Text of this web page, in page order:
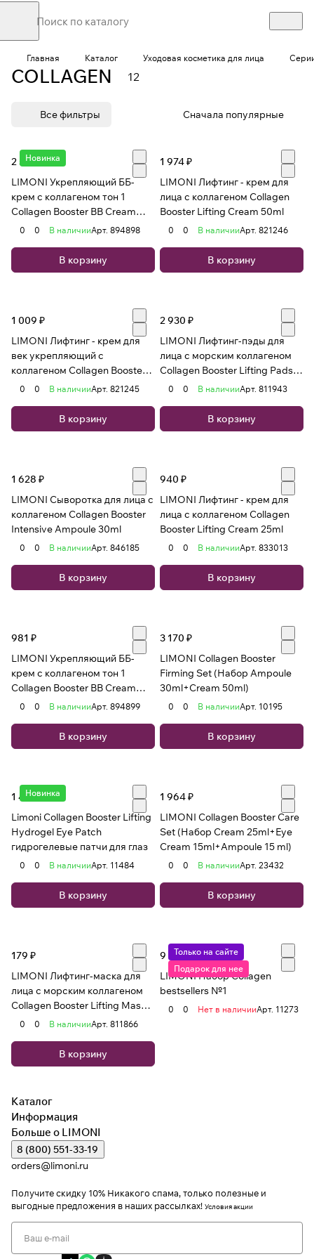
Главная Каталог Уходовая косметика для лица
COLLAGEN 12
Все фильтры Сначала популярные
Новинка
2 559 ₽
LIMONI Укрепляющий ББ-
крем с коллагеном тон 1
Collagen Booster BB Cream
50ml
0 0 В наличииАрт. 894898
В корзину
1 974 ₽
LIMONI Лифтинг - крем для
лица с коллагеном Сollagen
Booster Lifting Cream 50ml
0 0 В наличииАрт. 821246
В корзину
1 009 ₽
LIMONI Лифтинг - крем для
век укрепляющий с
коллагеном Сollagen Booster
Lifting Eye Cream 25ml
0 0 В наличииАрт. 821245
В корзину
2 930 ₽
LIMONI Лифтинг-пэды для
лица с морским коллагеном
Collagen Booster Lifting Pads
120 pcs
0 0 В наличииАрт. 811943
В корзину
1 628 ₽
LIMONI Сыворотка для лица с
коллагеном Collagen Booster
Intensive Ampoule 30ml
0 0 В наличииАрт. 846185
В корзину
940 ₽
LIMONI Лифтинг - крем для
лица с коллагеном Сollagen
Booster Lifting Cream 25ml
0 0 В наличииАрт. 833013
В корзину
981 ₽
LIMONI Укрепляющий ББ-
крем с коллагеном тон 1
Collagen Booster BB Cream
15ml
0 0 В наличииАрт. 894899
В корзину
3 170 ₽
LIMONI Collagen Booster
Firming Set (Набор Ampoule
30ml+Cream 50ml)
0 0 В наличииАрт. 10195
В корзину
Новинка
1 430 ₽
Limoni Collagen Booster Lifting
Hydrogel Eye Patch
гидрогелевые патчи для глаз
0 0 В наличииАрт. 11484
В корзину
1 964 ₽
LIMONI Collagen Booster Care
Set (Набор Cream 25ml+Eye
Cream 15ml+Ampoule 15 ml)
0 0 В наличииАрт. 23432
В корзину
179 ₽
LIMONI Лифтинг-маска для
лица с морским коллагеном
Collagen Booster Lifting Mask
23гр
0 0 В наличииАрт. 811866
В корзину
Только на сайте
Подарок для нее
9 207 ₽
LIMONI Набор Collagen
bestsellers №1
0 0 Нет в наличииАрт. 11273
Каталог
Информация
Больше о LIMONI
8 (800) 551-33-19
orders@limoni.ru
Получите скидку 10% Никакого спама, только полезные и
выгодные предложения в наших рассылках! Условия акции